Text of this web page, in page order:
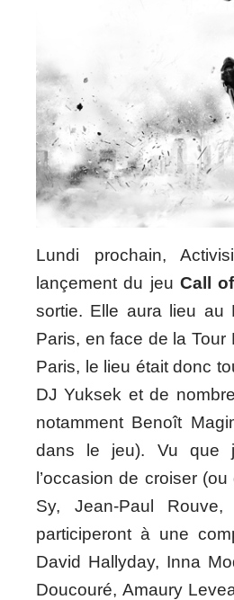
Lundi prochain,
lançement du jeu Call
sortie. Elle aura lieu au
Paris, en face de la
Paris, le lieu était donc
DJ Yuksek et de
notamment Benoît
dans le jeu). Vu que
l’occasion de croiser
Sy, Jean-Paul
participeront à une
David Hallyday, Inna
Doucouré, Amaury